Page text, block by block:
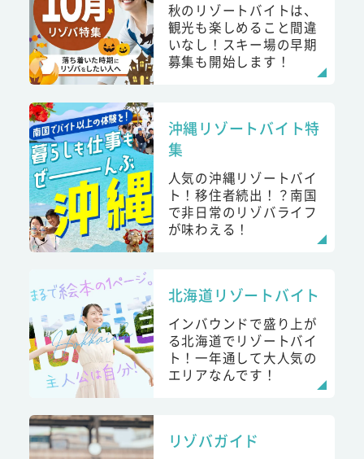
秋のリゾートバイトは、
観光も楽しめること間違
いなし！スキー場の早期
募集も開始します！
沖縄リゾートバイト特
集
人気の沖縄リゾートバイ
ト！移住者続出！？南国
で非日常のリゾバライフ
が味わえる！
北海道リゾートバイト
インバウンドで盛り上が
る北海道でリゾートバイ
ト！一年通して大人気の
エリアなんです！
リゾバガイド